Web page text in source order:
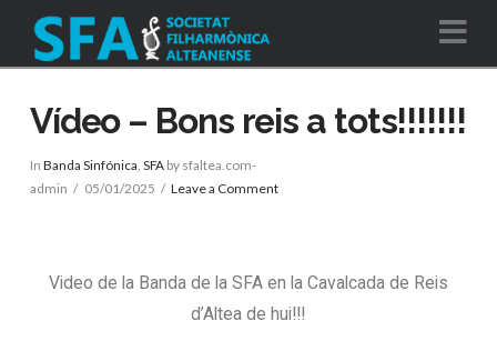
Vídeo – Bons reis a tots!!!!!!!
In Banda Sinfónica SFAby sfaltea.com-
admin
05/01/2025 Leave a Comment
Video de la Banda de la SFA en la Cavalcada de Reis
d’Altea de hui!!!